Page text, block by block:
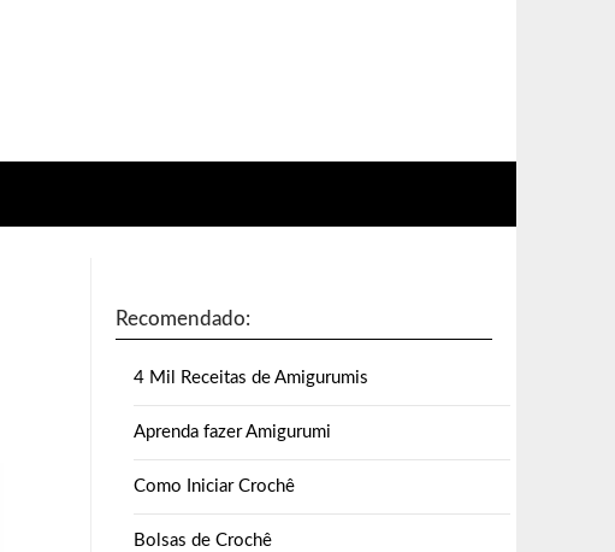
Recomendado:
4 Mil Receitas de Amigurumis
Aprenda fazer Amigurumi
Como Iniciar Crochê
Bolsas de Crochê